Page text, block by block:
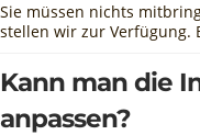
Sie müssen nichts
stellen wir zur Verfügung.
Kann man die
anpassen?